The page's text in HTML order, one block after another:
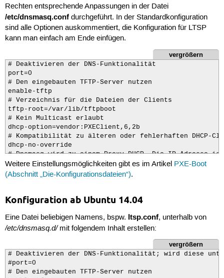
Rechten entsprechende Anpassungen in der Datei
/etc/dnsmasq.confdurchgeführt. In der Standardkonfiguration
sind alle Optionen auskommentiert, die Konfiguration für LTSP
kann man einfach am Ende einfügen.
vergrößern
# Deaktivieren der DNS-Funktionalität
port=0
# Den eingebauten TFTP-Server nutzen
enable-tftp
# Verzeichnis für die Dateien der Clients
tftp-root=/var/lib/tftpboot
# Kein Multicast erlaubt
dhcp-option=vendor:PXEClient,6,2b
# Kompatibilität zu älteren oder fehlerhaften DHCP-
dhcp-no-override
# Dnsmasq wird zu einem Proxy-DHCP. Die IP-Adresse
dhcp-range=192.168.1.5,proxy
# Ein PXE-Menü wird benötigt, sonst funktioniert
pxe-service=X86PC, "Netzwerkboot", /ltsp/i386/pxelinux
# Netzwerkboot abbrechen
pxe-service=X86PC, "Lokale Festplatte", 0
Weitere Einstellungsmöglichkeiten gibt es im Artikel PXE-Boot
(Abschnitt „Die-Konfigurationsdateien“).
Konfiguration ab Ubuntu 14.04
Eine Datei beliebigen Namens, bspw. ltsp.conf, unterhalb von
/etc/dnsmasq.d/mit folgendem Inhalt erstellen:
vergrößern
# Deaktivieren der DNS-Funktionalität; wird diese
#port=0
# Den eingebauten TFTP-Server nutzen